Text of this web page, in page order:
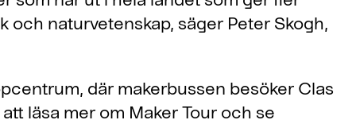
naturvetenskap, säger Peter Skogh,
där makerbussen besöker Clas
läsa mer om Maker Tour och se